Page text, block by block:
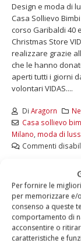
Per fornire le
per memorizzare e/
consenso a queste
comportamento di
acconsentire o
caratteristiche e
Design e moda di
Casa Sollievo
corso Garibaldi 40
Christmas Store
realizzare grazie
che le hanno
aperti tutti i giorni
volontari VIDAS....
Di Aragorn
Casa sollievo
Milano moda di
Commenti